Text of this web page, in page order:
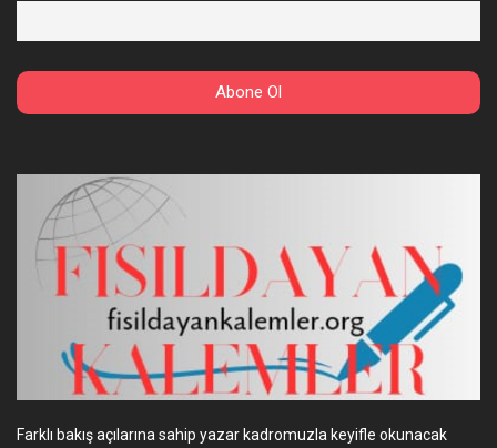
Farklı bakış açılarına sahip yazar kadromuzla keyifle okunacak